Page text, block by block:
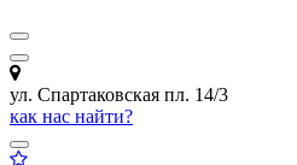
ул. Спартаковская пл. 14/3
как нас найти?